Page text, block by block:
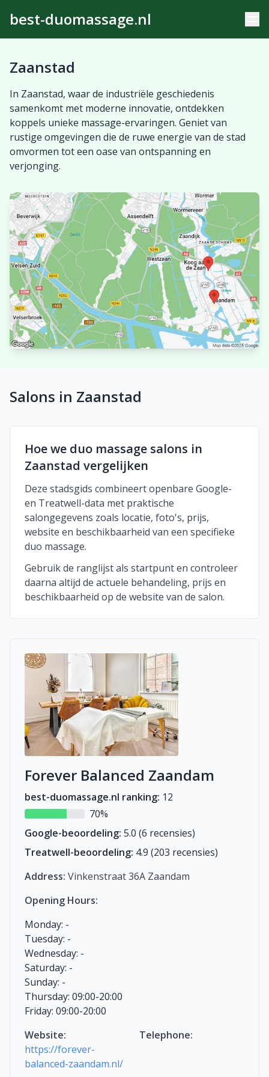
best-duomassage.nl
Zaanstad
In Zaanstad, waar de industriële geschiedenis
samenkomt met moderne innovatie, ontdekken
koppels unieke massage-ervaringen. Geniet van
rustige omgevingen die de ruwe energie van de stad
omvormen tot een oase van ontspanning en
verjonging.
Salons in Zaanstad
Hoe we duo massage salons in
Zaanstad vergelijken
Deze stadsgids combineert openbare Google-
en Treatwell-data met praktische
salongegevens zoals locatie, foto's, prijs,
website en beschikbaarheid van een specifieke
duo massage.
Gebruik de ranglijst als startpunt en controleer
daarna altijd de actuele behandeling, prijs en
beschikbaarheid op de website van de salon.
Forever Balanced Zaandam
best-duomassage.nl ranking: 12
70%
Google-beoordeling: 5.0 (6 recensies)
Treatwell-beoordeling: 4.9 (203 recensies)
Address: Vinkenstraat 36A Zaandam
Opening Hours:
Monday: -
Tuesday: -
Wednesday: -
Saturday: -
Sunday: -
Thursday: 09:00-20:00
Friday: 09:00-20:00
Website:
https://forever-
balanced-zaandam.nl/
Telephone: